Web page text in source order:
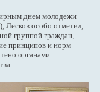
днем молодежи
Лесков особо отметил,
группой граждан,
принципов и норм
органами